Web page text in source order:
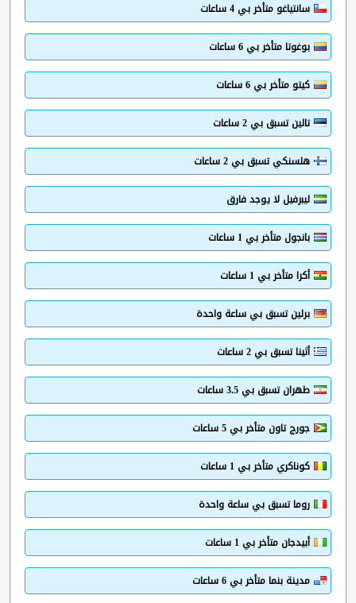
سانتياغو متأخر بي 4 ساعات
بوغوتا متأخر بي 6 ساعات
كيتو متأخر بي 6 ساعات
تالين تسبق بي 2 ساعات
هلسنكي تسبق بي 2 ساعات
ليبرفيل لا يوجد فارق
بانجول متأخر بي 1 ساعات
أكرا متأخر بي 1 ساعات
برلين تسبق بي ساعة واحدة
أثينا تسبق بي 2 ساعات
طهران تسبق بي 3.5 ساعات
جورج تاون متأخر بي 5 ساعات
كوناكري متأخر بي 1 ساعات
روما تسبق بي ساعة واحدة
أبيدجان متأخر بي 1 ساعات
مدينة بنما متأخر بي 6 ساعات